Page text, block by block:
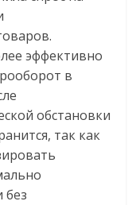
эффективно
в
обстановки
так как
без